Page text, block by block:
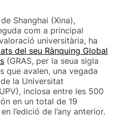
Shanghai (Xina),
com a principal
universitària, ha
del seu Rànquing Global
(GRAS, per la seua sigla
que avalen, una vegada
la Universitat
inclosa entre les 500
en un total de 19
l’edició de l’any anterior.